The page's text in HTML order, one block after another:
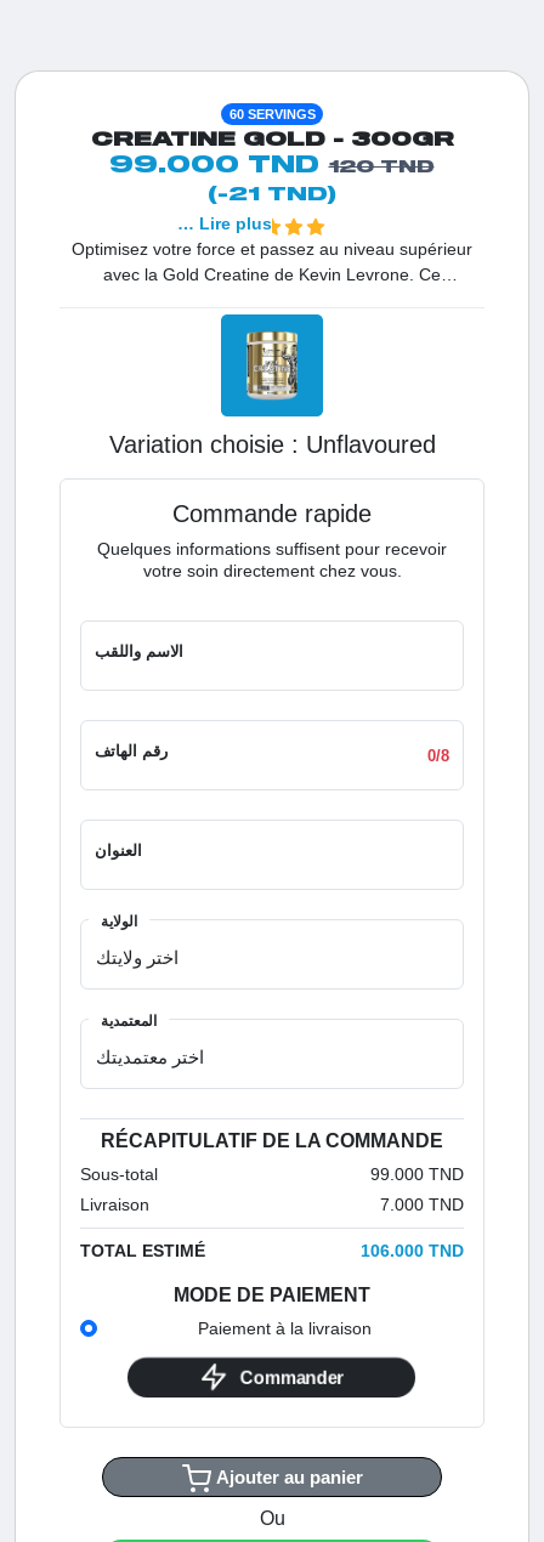
60 SERVINGS
CREATINE GOLD - 300GR
99.000 TND 120 TND
(-21 TND)
Optimisez votre force et passez au niveau supérieur
avec la Gold Creatine de Kevin Levrone. Ce
absolue pour les sportifs et adultes en Tunisie
pratiquant un exercice de haute intensité et cherchant
à maximiser leurs performances lors d'efforts explosifs.
… Lire plus
Variation choisie : unflavoured
Commande rapide
Quelques informations suffisent pour recevoir
votre soin directement chez vous.
الاسم واللقب
رقم الهاتف 0/8
العنوان
الولاية
المعتمدية
RÉCAPITULATIF DE LA COMMANDE
Sous-total
99.000 TND
Livraison
7.000 TND
TOTAL ESTIMÉ 106.000 TND
MODE DE PAIEMENT
Paiement à la livraison
Commander
Ajouter au panier
Ou